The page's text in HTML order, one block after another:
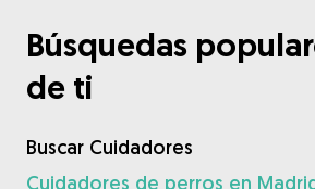
Búsquedas
de ti
Buscar Cuidadores
Cuidadores de perros en